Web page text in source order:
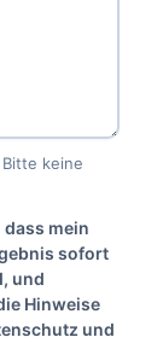
keine
dass mein
sofort
und
Hinweise
und